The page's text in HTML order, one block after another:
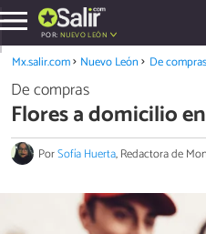
POR: NUEVO LEÓN
Mx.salir.com Nuevo León De compras
De compras
Flores a domicilio
PorSofía Huerta, Redactora de